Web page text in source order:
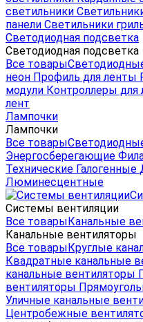
светильники
панели Светильники
Светодиодная подсветка
Светодиодная подсветка
Все товары
неон Профиль для ленты
модули Контроллеры для
лент
Лампочки
Лампочки
Все товары
Энергосберегающие
Технические Галогенные
Люминесцентные
Системы вентиляции
Все товарыКанальные
Канальные вентиляторы
Все товарыКруглые
Квадратные канальные
канальные вентиляторы
вентиляторы
Уличные канальные
Центробежные